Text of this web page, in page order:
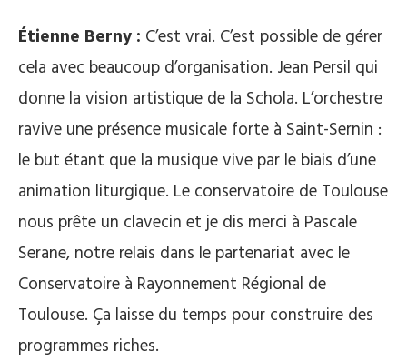
Étienne Berny : C’est vrai. C’est possible de gérer
cela avec beaucoup d’organisation. Jean Persil qui
donne la vision artistique de la Schola. L’orchestre
ravive une présence musicale forte à Saint-Sernin :
le but étant que la musique vive par le biais d’une
animation liturgique. Le conservatoire de Toulouse
nous prête un clavecin et je dis merci à Pascale
Serane, notre relais dans le partenariat avec le
Conservatoire à Rayonnement Régional de
Toulouse. Ça laisse du temps pour construire des
programmes riches.